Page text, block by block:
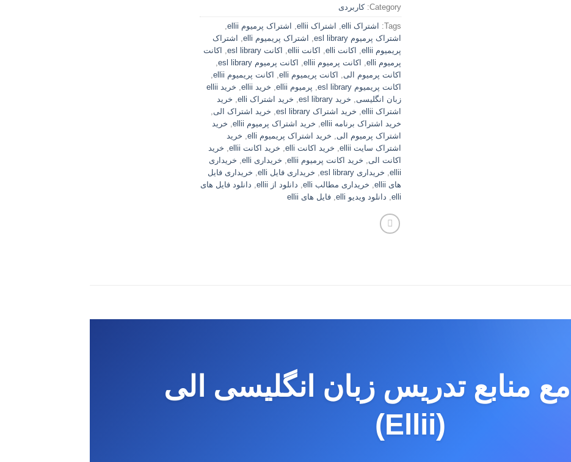
Category: کاربردی
Tags: اشتراک elli اشتراک ellii اشتراک پرمیوم ellii
اشتراک پرمیوم esl library
اشتراک پریمیوم elli
اشتراک
پریمیوم ellii
اکانت elli اکانت ellii اکانت esl library
اکانت
پرمیوم elli
اکانت پرمیوم ellii اکانت پرمیوم esl library
اکانت پرمیوم الی
اکانت پریمیوم elli اکانت پریمیوم ellii
اکانت پریمیوم esl library
پرمیوم ellii خرید ellii
خرید ellii
زبان انگلیسی
خرید esl library خرید اشتراک elli
خرید
اشتراک ellii
خرید اشتراک esl library خرید اشتراک الی
خرید اشتراک برنامه ellii
خرید اشتراک پرمیوم ellii
خرید
اشتراک پرمیوم الی
خرید اشتراک پریمیوم elli
خرید
اشتراک سایت ellii
خرید اکانت elli خرید اکانت ellii
خرید
اکانت الی
خرید اکانت پرمیوم ellii خریداری elli
خریداری
ellii خریداری esl library خریداری فایل elli
خریداری فایل
های ellii
خریداری مطالب elli دانلود از ellii
دانلود فایل های
elli دانلود ویدیو elli فایل های ellii
منابع تدریس زبان انگلیسی الی
(Ellii)